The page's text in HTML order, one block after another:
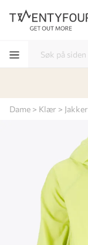
Dame Klær Jakker